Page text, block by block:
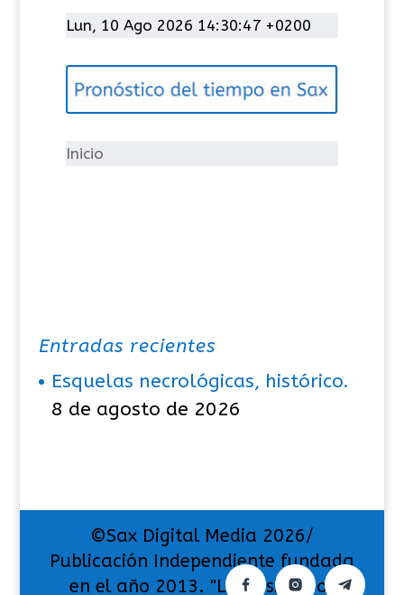
t
g
í
Lun, 10 Ago 2026 14:30:48 +0200
Inicio
Entradas recientes
Esquelas necrológicas, histórico.
8 de agosto de 2026
©Sax Digital Media 2026/
Publicación Independiente fundada
en el año 2013. "La pasión por